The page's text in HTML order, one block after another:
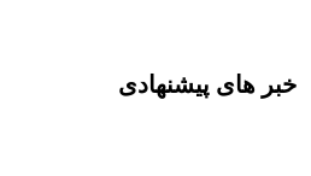
خبر های پیشنهادی